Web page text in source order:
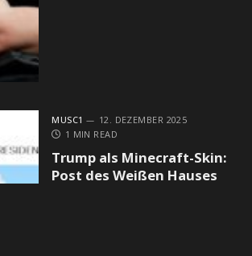
MUSC1
12. DEZEMBER 2025
1 MIN READ
Trump als Minecraft-Skin:
Post des Weißen Hauses